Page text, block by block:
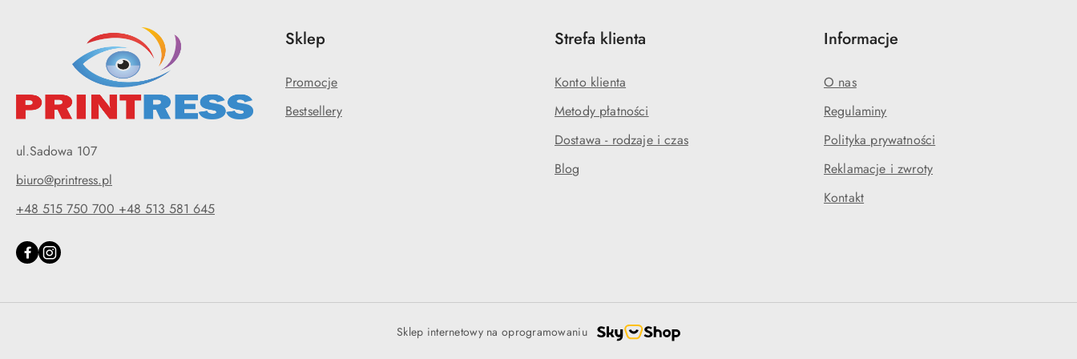
ul.Sadowa 107
biuro@printress.pl
+48 515 750 700 +48 513 581 645
Sklep
Promocje
Bestsellery
Strefa klienta
Konto klienta
Metody płatności
Dostawa - rodzaje i czas
Blog
Informacje
O nas
Regulaminy
Polityka prywatności
Reklamacje i zwroty
Kontakt
Sklep internetowy na oprogramowaniu